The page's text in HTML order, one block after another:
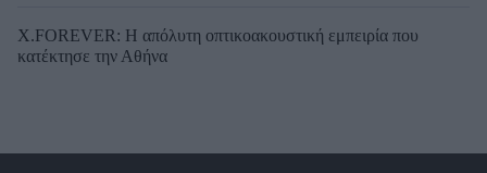
X.FOREVER: Η απόλυτη οπτικοακουστική εμπειρία που
κατέκτησε την Αθήνα